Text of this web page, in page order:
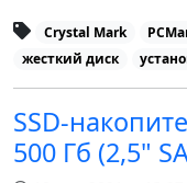
Crystal Mark
жесткий диск
SSD-
500 Гб (2,5"